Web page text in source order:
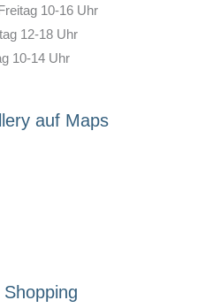
10-16 Uhr
12-18 Uhr
10-14 Uhr
auf Maps